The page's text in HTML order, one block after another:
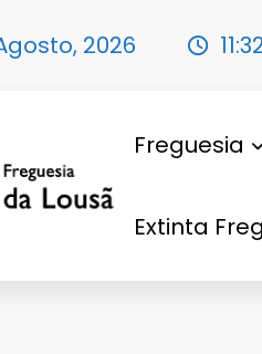
2026
Freguesia
Extinta